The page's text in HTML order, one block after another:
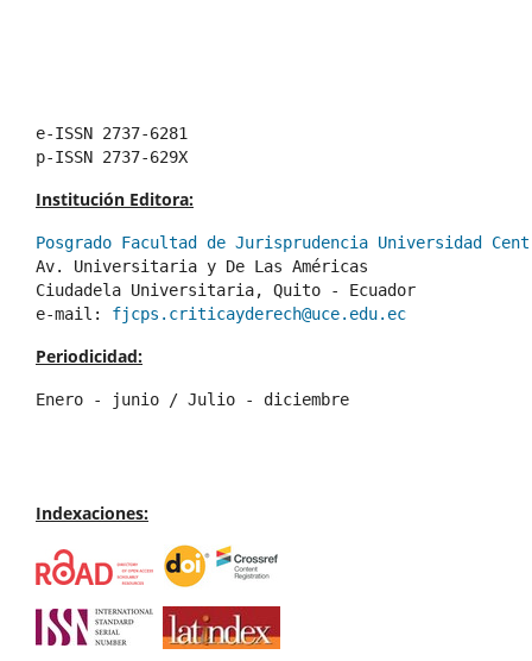
e-ISSN 2737-6281
p-ISSN 2737-629X
Institución Editora:
Posgrado Facultad de Jurisprudencia Universidad
Av. Universitaria y De Las Américas
Ciudadela Universitaria, Quito - Ecuador
e-mail: fjcps.criticayderech@uce.edu.ec
Periodicidad:
Enero - junio / Julio - diciembre
Indexaciones: